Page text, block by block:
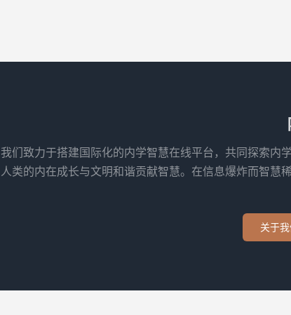
我们致力于搭建国际化的内学智慧在线平台，共同探索内
人类的内在成长与文明和谐贡献智慧。在信息爆炸而智慧
关于